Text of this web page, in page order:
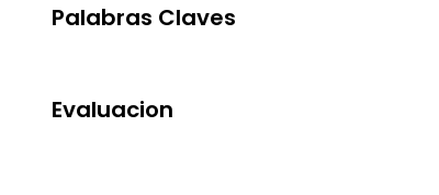
Palabras Claves
Evaluacion